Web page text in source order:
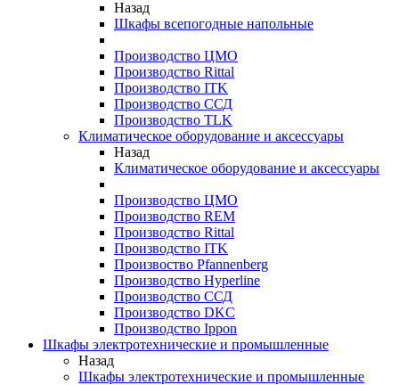
Назад
Шкафы всепогодные напольные
Производство ЦМО
Производство Rittal
Производство ITK
Производство ССД
Производство TLK
Климатическое оборудование и аксессуары
Назад
Климатическое оборудование и аксессуары
Производство ЦМО
Производство REM
Производство Rittal
Производство ITK
Произвоство Pfannenberg
Производство Hyperline
Производство ССД
Производство DKC
Производство Ippon
Шкафы электротехнические и промышленные
Назад
Шкафы электротехнические и промышленные